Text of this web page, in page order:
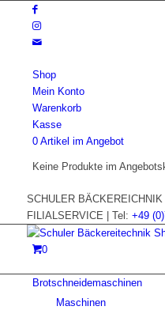
Shop
Mein Konto
Warenkorb
Kasse
0 Artikel im Angebot
Keine Produkte im
SCHULER
FILIALSERVICE | Tel: +49
0
Brotschneidemaschinen
Maschinen